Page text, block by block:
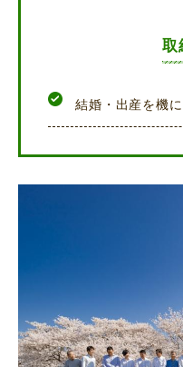
取
結婚・出産を機